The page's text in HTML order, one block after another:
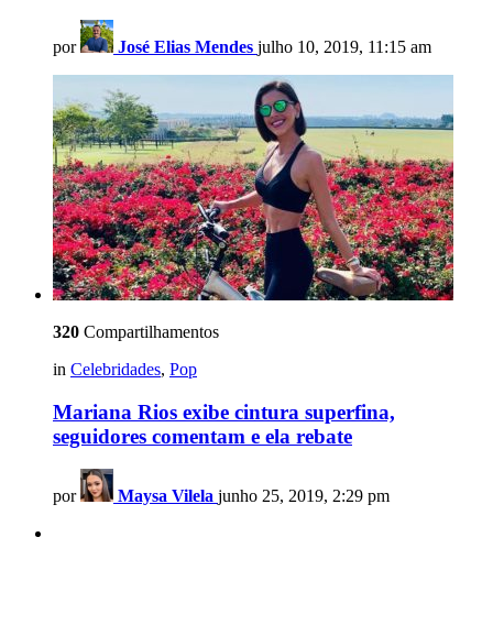
por José Elias Mendes julho 10, 2019, 11:15 am
320 Compartilhamentos
in Celebridades, Pop
Mariana Rios exibe cintura superfina,
seguidores comentam e ela rebate
por Maysa Vilela junho 25, 2019, 2:29 pm